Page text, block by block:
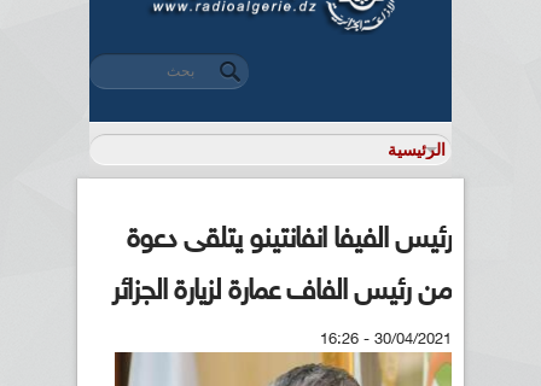
استمارة البحث
‏بحث ‏
رئيس الفيفا انفانتينو يتلقى دعوة
من رئيس الفاف عمارة لزيارة الجزائر
30/04/2021 - 16:26